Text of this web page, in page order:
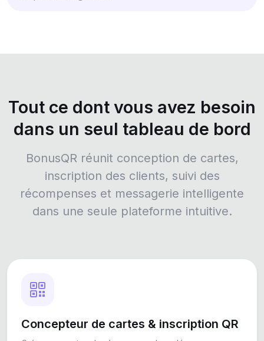
Tout ce dont vous avez besoin
dans un seul tableau de bord
BonusQR réunit conception de cartes,
inscription des clients, suivi des
récompenses et messagerie intelligente
dans une seule plateforme intuitive.
Concepteur de cartes & inscription QR